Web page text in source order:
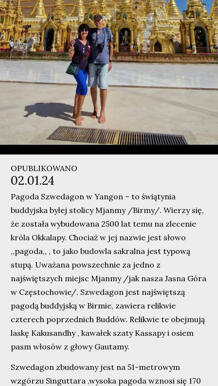
OPUBLIKOWANO
02.01.24
Pagoda Szwedagon w Yangon – to świątynia
buddyjska byłej stolicy Mjanmy /Birmy/. Wierzy się,
że została wybudowana 2500 lat temu na zlecenie
króla Okkalapy. Chociaż w jej nazwie jest słowo
,,pagoda,, , to jako budowla sakralna jest typową
stupą. Uważana powszechnie za jedno z
najświętszych miejsc Mjanmy /jak nasza Jasna Góra
w Częstochowie/. Szwedagon jest najświętszą
pagodą buddyjską w Birmie, zawiera relikwie
czterech poprzednich Buddów. Relikwie te obejmują
laskę Kakusandhy , kawałek szaty Kassapy i osiem
pasm włosów z głowy Gautamy.
Szwedagon zbudowany jest na 51-metrowym
wzgórzu Singuttara ,wysoka pagoda wznosi się 170